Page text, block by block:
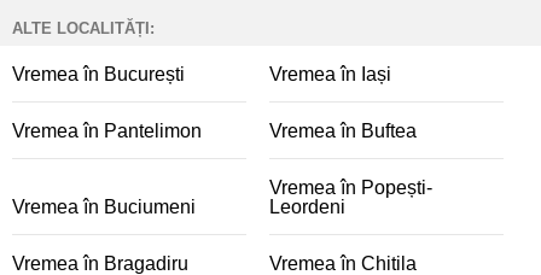
ALTE LOCALITĂȚI:
Vremea în București Vremea în Iași
Vremea în Pantelimon Vremea în Buftea
Vremea în Buciumeni
Vremea în Popești-
Leordeni
Vremea în Bragadiru Vremea în Chitila